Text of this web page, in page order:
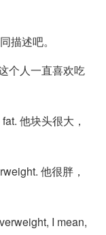
描述吧。
个人一直喜欢吃
他块头很大，
他很胖，
I mean,